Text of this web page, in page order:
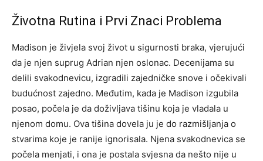
Životna Rutina i Prvi Znaci Problema
Madison je živjela svoj život u sigurnosti braka, vjerujući
da je njen suprug Adrian njen oslonac. Decenijama su
delili svakodnevicu, izgradili zajedničke snove i očekivali
budućnost zajedno. Međutim, kada je Madison izgubila
posao, počela je da doživljava tišinu koja je vladala u
njenom domu. Ova tišina dovela ju je do razmišljanja o
stvarima koje je ranije ignorisala. Njena svakodnevica se
počela menjati, i ona je postala svjesna da nešto nije u